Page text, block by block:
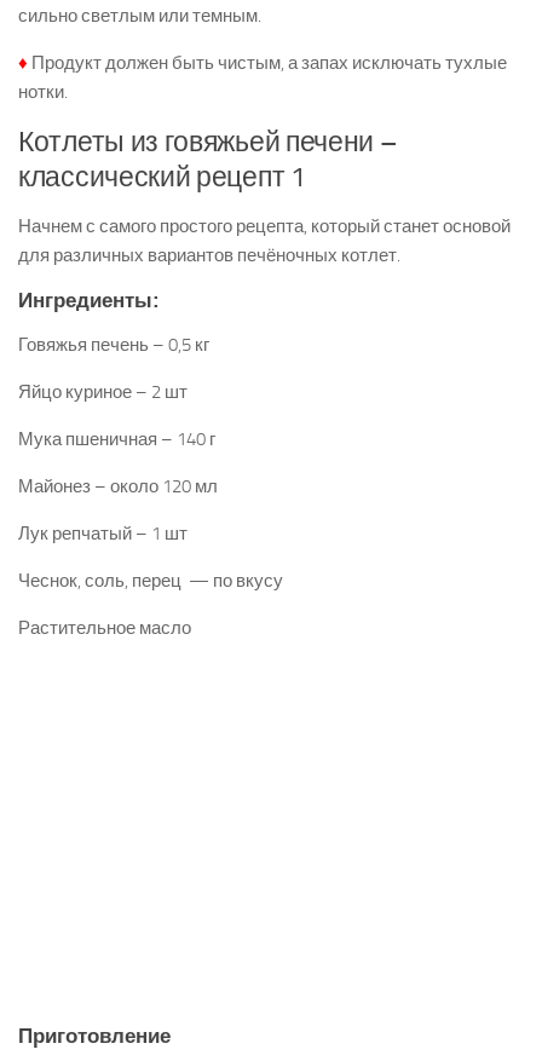
сильно светлым или темным.
♦ Продукт должен быть чистым, а запах исключать тухлые
нотки.
Котлеты из говяжьей печени –
классический рецепт 1
Начнем с самого простого рецепта, который станет основой
для различных вариантов печёночных котлет.
Ингредиенты:
Говяжья печень – 0,5 кг
Яйцо куриное – 2 шт
Мука пшеничная – 140 г
Майонез – около 120 мл
Лук репчатый – 1 шт
Чеснок, соль, перец — по вкусу
Растительное масло
Приготовление